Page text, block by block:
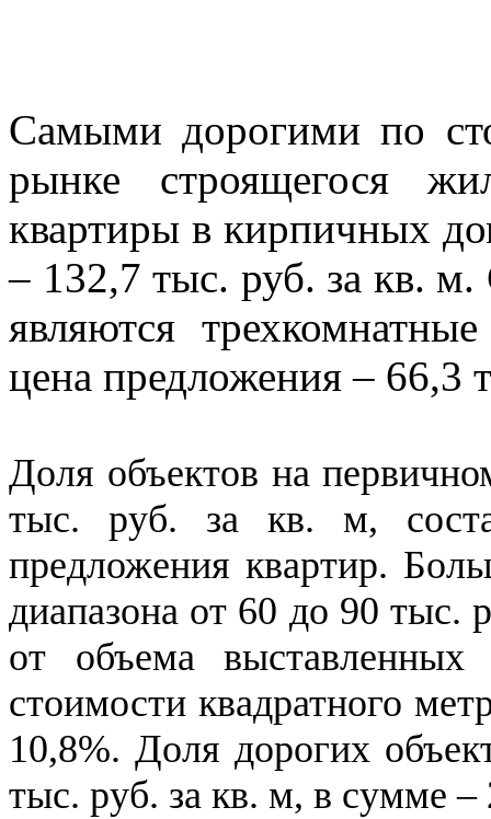
Самыми дорогими по
рынке строящегося
квартиры в кирпичных
– 132,7 тыс. руб. за кв.
являются
цена предложения – 66,3
Доля объектов на
тыс. руб. за кв. м,
предложения квартир.
диапазона от 60 до 90 тыс.
от объема
стоимости квадратного
10,8%. Доля дорогих
тыс. руб. за кв. м, в сумме –